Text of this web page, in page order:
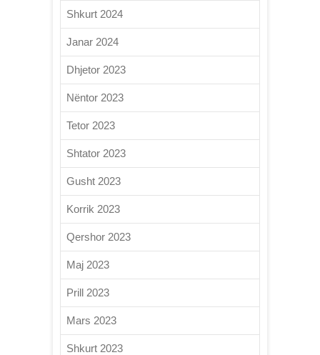
Shkurt 2024
Janar 2024
Dhjetor 2023
Nëntor 2023
Tetor 2023
Shtator 2023
Gusht 2023
Korrik 2023
Qershor 2023
Maj 2023
Prill 2023
Mars 2023
Shkurt 2023